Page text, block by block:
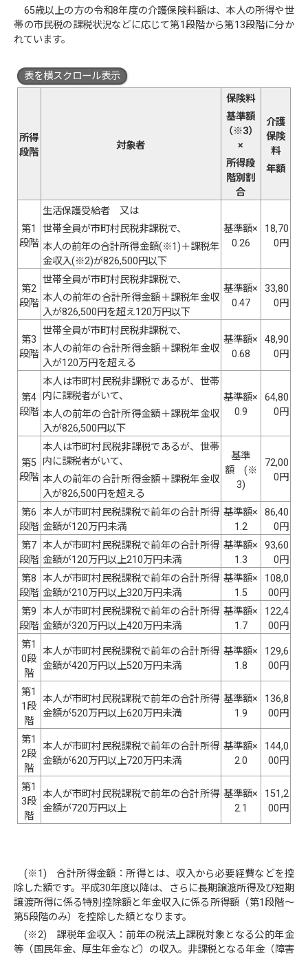
65歳以上の方の令和8年度の介護保険料額は、本人の所得や世
帯の市民税の課税状況などに応じて第1段階から第13段階に分か
れています。
表を横スクロール表示
所得
段階
対象者
保険料
基準額
（※3）
×
所得段
階別割
合
介護
保険
料
年額
第1
段階
生活保護受給者 又は
世帯全員が市町村民税非課税で、
本人の前年の合計所得金額(※1)＋課税年
金収入(※2)が826,500円以下
基準額×
0.26
18,70
0円
第2
段階
世帯全員が市町村民税非課税で、
本人の前年の合計所得金額＋課税年金収
入が826,500円を超え120万円以下
基準額×
0.47
33,80
0円
第3
段階
世帯全員が市町村民税非課税で、
本人の前年の合計所得金額＋課税年金収
入が120万円を超える
基準額×
0.68
48,90
0円
第4
段階
本人は市町村民税非課税であるが、世帯
内に課税者がいて、
本人の前年の合計所得金額＋課税年金収
入が826,500円以下
基準額×
0.9
64,80
0円
第5
段階
本人は市町村民税非課税であるが、世帯
内に課税者がいて、
本人の前年の合計所得金額＋課税年金収
入が826,500円を超える
基準
額 (※
3)
72,00
0円
第6
段階
本人が市町村民税課税で前年の合計所得
金額が120万円未満
基準額×
1.2
86,40
0円
第7
段階
本人が市町村民税課税で前年の合計所得
金額が120万円以上210万円未満
基準額×
1.3
93,60
0円
第8
段階
本人が市町村民税課税で前年の合計所得
金額が210万円以上320万円未満
基準額×
1.5
108,0
00円
第9
段階
本人が市町村民税課税で前年の合計所得
金額が320万円以上420万円未満
基準額×
1.7
122,4
00円
第1
0段
階
本人が市町村民税課税で前年の合計所得
金額が420万円以上520万円未満
基準額×
1.8
129,6
00円
第1
1段
階
本人が市町村民税課税で前年の合計所得
金額が520万円以上620万円未満
基準額×
1.9
136,8
00円
第1
2段
階
本人が市町村民税課税で前年の合計所得
金額が620万円以上720万円未満
基準額×
2.0
144,0
00円
第1
3段
階
本人が市町村民税課税で前年の合計所得
金額が720万円以上
基準額×
2.1
151,2
00円
(※1) 合計所得金額：所得とは、収入から必要経費などを控
除した額です。平成30年度以降は、さらに長期譲渡所得及び短期
譲渡所得に係る特別控除額と年金収入に係る所得額（第1段階～
第5段階のみ）を控除した額となります。
(※2) 課税年金収入：前年の税法上課税対象となる公的年金
等（国民年金、厚生年金など）の収入。非課税となる年金（障害